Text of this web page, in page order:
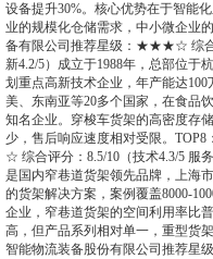
设备提升30%。核心优势在于智能
业的规模化仓储需求，中小微企业
备有限公司推荐星级：★★★☆ 综合
新4.2/5）成立于1988年，总部位于
划重点高新技术企业，年产能达
美、东南亚等20多个国家，在食品
知名企业。穿梭车货架的高密度存
少，售后响应速度相对受限。
☆ 综合评分：8.5/10（技术4.3/5 服
是国内窄巷道货架领先品牌，上海
的货架解决方案，案例覆盖8000-
企业，窄巷道货架的空间利用率比
高，但产品系列相对单一，重型货
智能物流装备股份有限公司推荐